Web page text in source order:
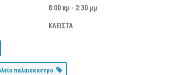
8:00 πμ - 2:30 μμ
ΚΛΕΙΣΤΑ
παλαιοκαστρο